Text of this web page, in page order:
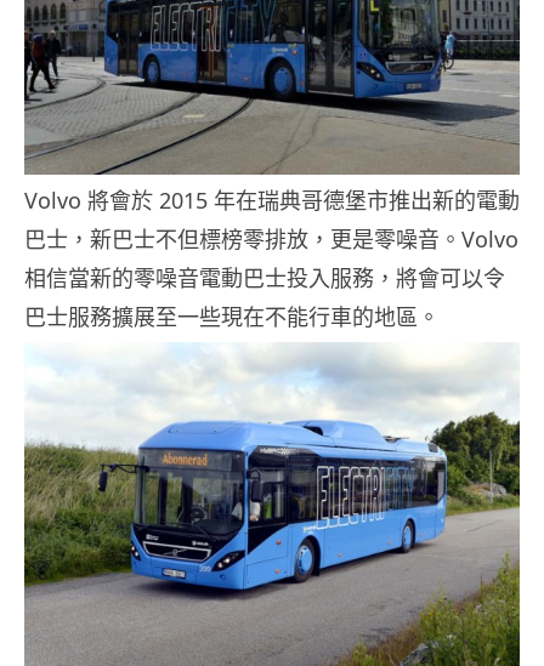
Volvo 將會於 2015 年在瑞典哥德堡市推出新的電動
巴士，新巴士不但標榜零排放，更是零噪音。Volvo
相信當新的零噪音電動巴士投入服務，將會可以令
巴士服務擴展至一些現在不能行車的地區。